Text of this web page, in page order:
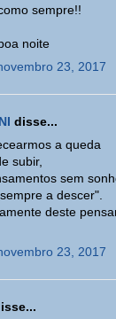
sempre!!
noite
23, 2017
disse...
a queda
subir,
sem
a descer".
deste
23, 2017